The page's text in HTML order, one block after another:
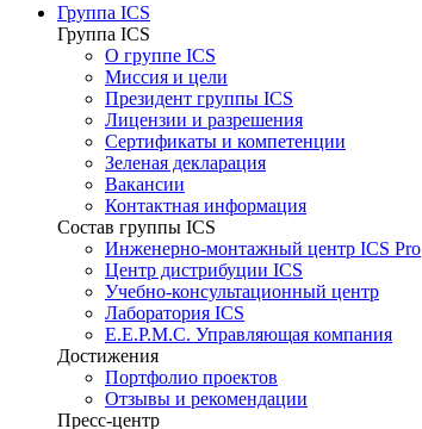
Группа ICS
Группа ICS
О группе ICS
Миссия и цели
Президент группы ICS
Лицензии и разрешения
Сертификаты и компетенции
Зеленая декларация
Вакансии
Контактная информация
Состав группы ICS
Инженерно-монтажный центр ICS Pro
Центр дистрибуции ICS
Учебно-консультационный центр
Лаборатория ICS
E.E.P.M.C. Управляющая компания
Достижения
Портфолио проектов
Отзывы и рекомендации
Пресс-центр